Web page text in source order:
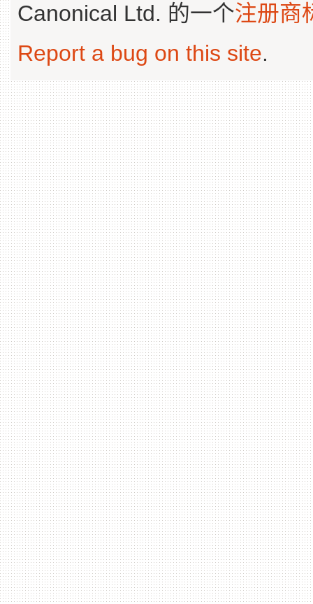
Canonical Ltd. 的一个注册商
Report a bug on this site.